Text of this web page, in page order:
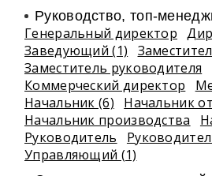
Руководство, топ-
Генеральный директор
Заведующий (1)
Заместитель руководителя
Коммерческий директор
Начальник (6)
Начальник
Начальник производства
Руководитель
Управляющий (1)